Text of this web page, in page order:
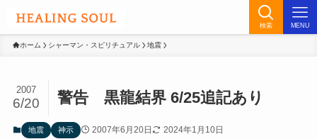
検索 MENU
ホーム シャーマン・スピリチュアル 地震
警告 黒龍結界 6/25追記あり
2007
6/20
地震 神示 2007年6月20日 2024年1月10日